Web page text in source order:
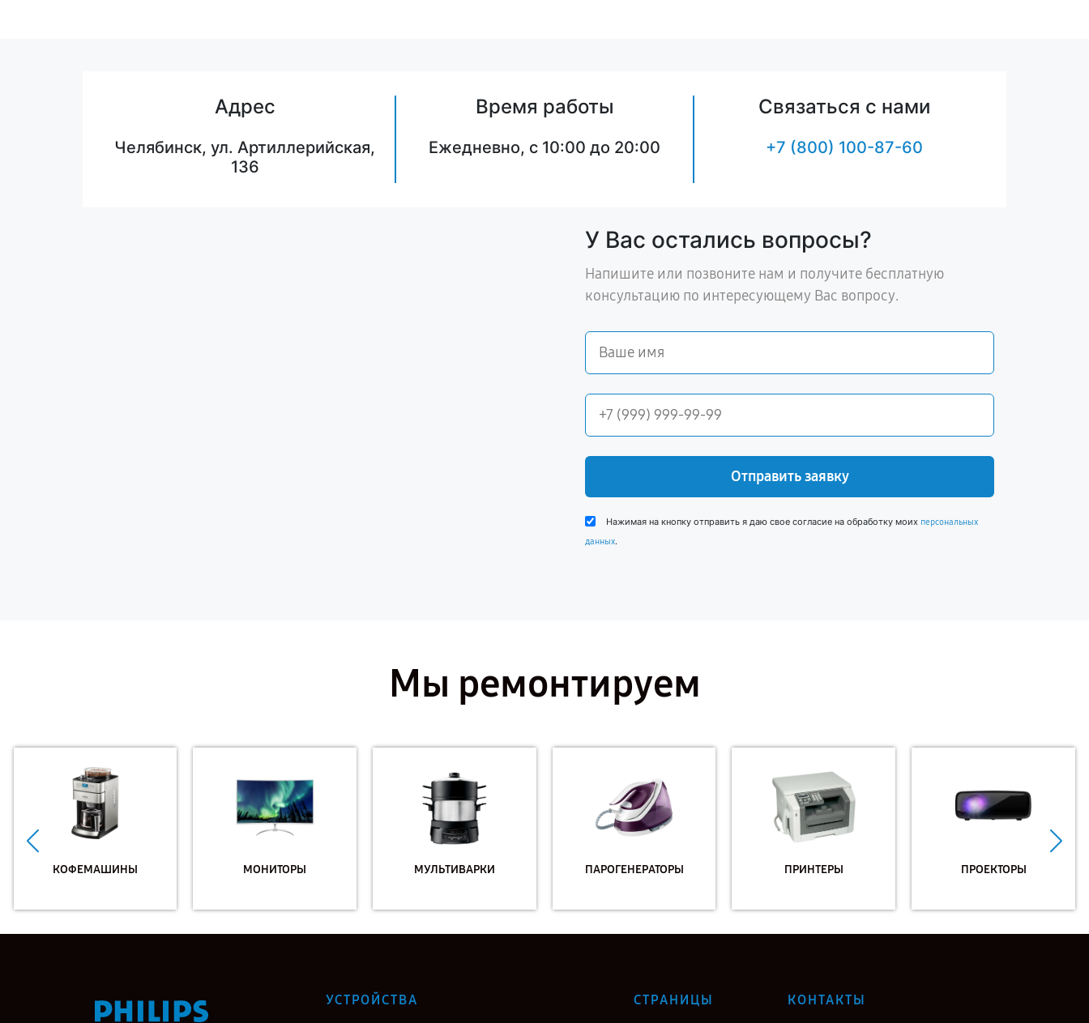
Адрес
Челябинск, ул. Артиллерийская,
136
Время работы
Ежедневно, с 10:00 до 20:00
Связаться с нами
+7 (800) 100-87-60
У Вас остались вопросы?
Напишите или позвоните нам и получите бесплатную
консультацию по интересующему Вас вопросу.
Отправить заявку
Нажимая на кнопку отправить я даю свое согласие на обработку моих персональных
данных.
Мы ремонтируем
КОФЕМАШИНЫ МОНИТОРЫ МУЛЬТИВАРКИ ПАРОГЕНЕРАТОРЫ ПРИНТЕРЫ ПРОЕКТОРЫ
УСТРОЙСТВА СТРАНИЦЫ КОНТАКТЫ